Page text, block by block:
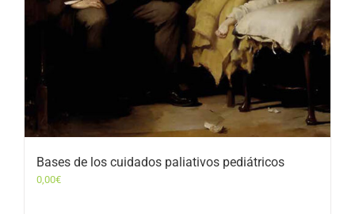
Bases de los cuidados paliativos pediátricos
0,00€